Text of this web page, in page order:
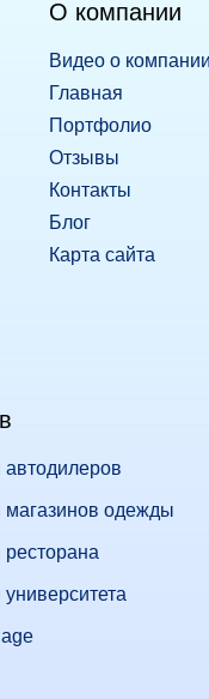
О компании
Видео о компании
Главная
Портфолио
Отзывы
Контакты
Блог
Карта сайта
магазинов одежды